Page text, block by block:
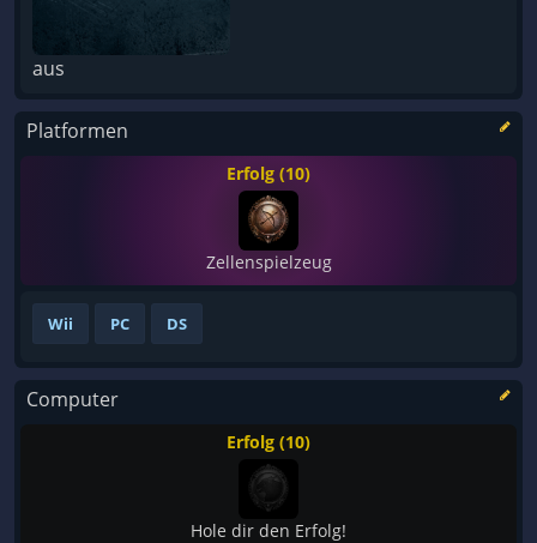
aus
Platformen
Erfolg (10)
Zellenspielzeug
Wii PC DS
Computer
Erfolg (10)
Hole dir den Erfolg!